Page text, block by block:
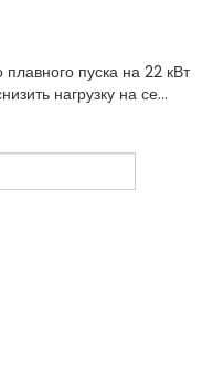
пуска на 22 кВт
нагрузку на се...